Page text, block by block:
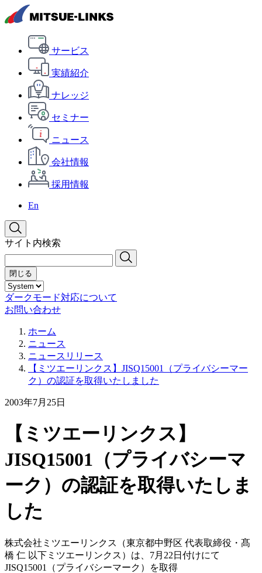
サービス
実績紹介
ナレッジ
セミナー
ニュース
会社情報
採用情報
En
サイト内検索
閉じる
ダークモード対応について
お問い合わせ
ホーム
ニュース
ニュースリリース
【ミツエーリンクス】JISQ15001（プライバシーマー
ク）の認証を取得いたしました
2003年7月25日
【ミツエーリンクス】
JISQ15001（プライバシーマ
ーク）の認証を取得いたしま
した
株式会社ミツエーリンクス（東京都中野区 代表取締役・髙
橋 仁 以下ミツエーリンクス）は、7月22日付けにて
JISQ15001（プライバシーマーク）を取得